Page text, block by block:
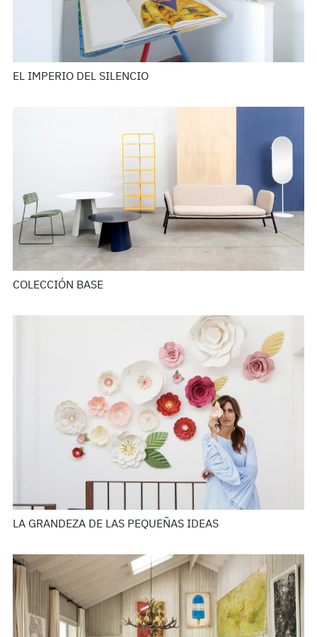
EL IMPERIO DEL SILENCIO
COLECCIÓN BASE
LA GRANDEZA DE LAS PEQUEÑAS IDEAS